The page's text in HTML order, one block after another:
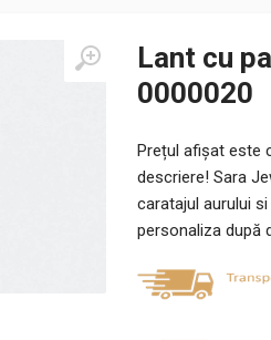
Lant cu
0000020
Prețul afișat este
descriere! Sara
caratajul aurului
personaliza după